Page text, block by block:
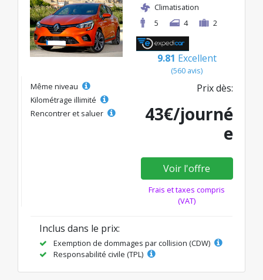
Climatisation
5
4 2
9.81 Excellent
(560 avis)
Même niveau
Kilométrage illimité
Rencontrer et saluer
Prix dès:
43€/journé
e
Voir l'offre
Frais et taxes compris
(VAT)
Inclus dans le prix:
Exemption de dommages par collision (CDW)
Responsabilité civile (TPL)